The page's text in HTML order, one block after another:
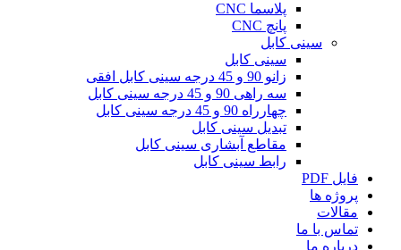
پلاسما CNC
پانچ CNC
سینی کابل
سینی کابل
زانو 90 و 45 درجه سینی کابل افقی
سه راهی 90 و 45 درجه سینی کابل
چهارراه 90 و 45 درجه سینی کابل
تبدیل سینی کابل
مقاطع آبشاری سینی کابل
رابط سینی کابل
فایل PDF
پروژه ها
مقالات
تماس با ما
درباره ما